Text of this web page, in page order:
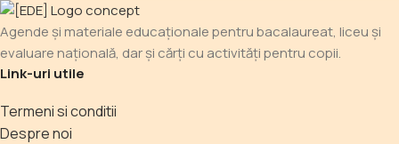
Agende și materiale educaționale pentru bacalaureat, liceu și
evaluare națională, dar și cărți cu activități pentru copii.
Link-uri utile
Termeni si conditii
Despre noi